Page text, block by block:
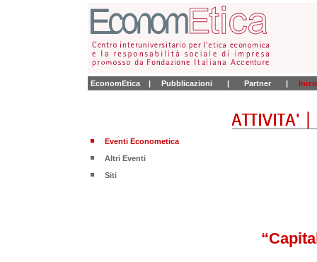
EconomEtica | Pubblicazioni | Partner |
Eventi Econometica
Altri Eventi
Siti